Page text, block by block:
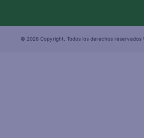
© 2026 Copyright. Todos los derechos reservados